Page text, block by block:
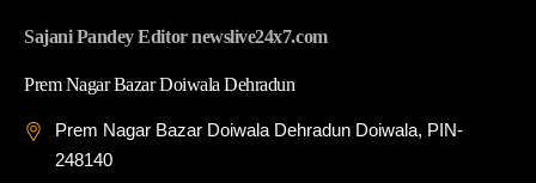
Sajani Pandey Editor newslive24x7.com
Prem Nagar Bazar Doiwala Dehradun
Prem Nagar Bazar Doiwala Dehradun Doiwala, PIN-
248140